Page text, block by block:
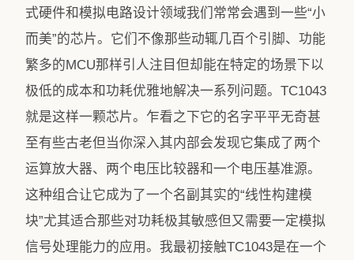
式硬件和模拟电路设计领域我们常常会遇到一些“小
而美”的芯片。它们不像那些动辄几百个引脚、功能
繁多的MCU那样引人注目但却能在特定的场景下以
极低的成本和功耗优雅地解决一系列问题。TC1043
就是这样一颗芯片。乍看之下它的名字平平无奇甚
至有些古老但当你深入其内部会发现它集成了两个
运算放大器、两个电压比较器和一个电压基准源。
这种组合让它成为了一个名副其实的“线性构建模
块”尤其适合那些对功耗极其敏感但又需要一定模拟
信号处理能力的应用。我最初接触TC1043是在一个